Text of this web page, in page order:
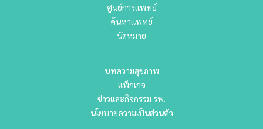
ศูนย์การแพทย์
ค้นหาแพทย์
นัดหมาย
บทความสุขภาพ
แพ็กเกจ
ข่าวและกิจกรรม รพ.
นโยบายความเป็นส่วนตัว